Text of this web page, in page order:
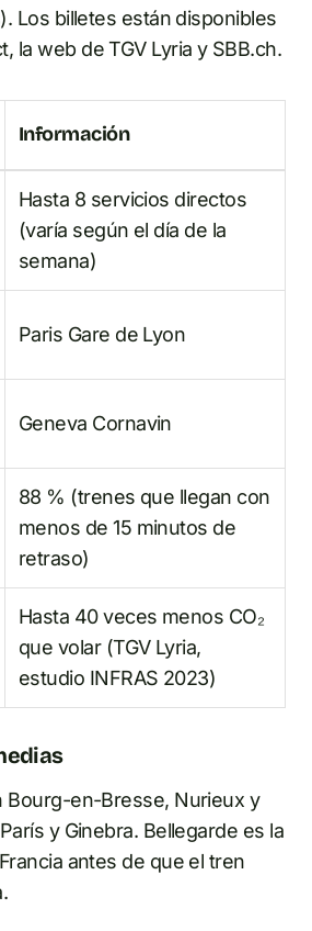
Los billetes están disponibles
la web de TGV Lyria y SBB.ch.
Información
Hasta 8 servicios directos
(varía según el día de la
semana)
Paris Gare de Lyon
Geneva Cornavin
88 % (trenes que llegan con
menos de 15 minutos de
retraso)
Hasta 40 veces menos CO₂
que volar (TGV Lyria,
estudio INFRAS 2023)
Bourg-en-Bresse, Nurieux y
y Ginebra. Bellegarde es la
antes de que el tren